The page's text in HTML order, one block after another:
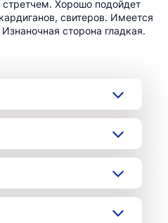
Хорошо подойдет
свитеров. Имеется
сторона гладкая.